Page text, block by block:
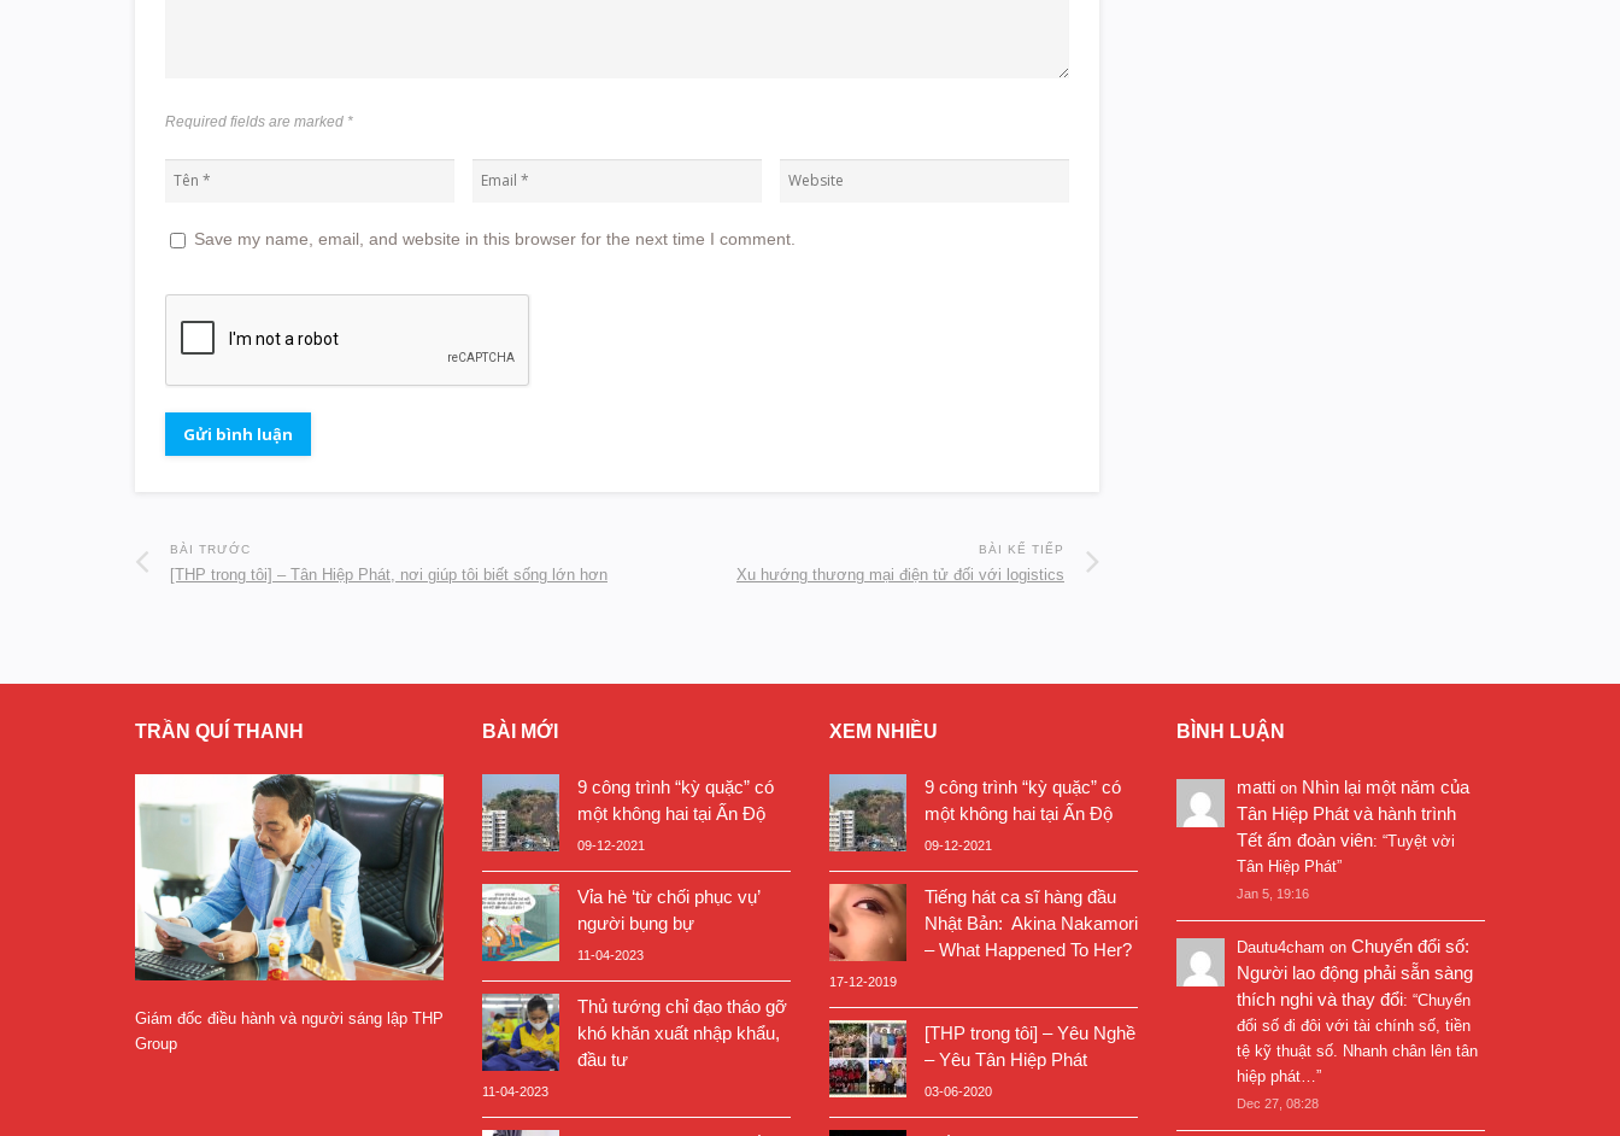
Required fields are marked *
Save my name, email, and website in this browser for the next time I comment.
BÀI TRƯỚC
[THP trong tôi] – Tân Hiệp Phát, nơi giúp tôi biết sống lớn hơn
BÀI KẾ TIẾP
Xu hướng thương mại điện tử đối với logistics
TRẦN QUÍ THANH
Giám đốc điều hành và người sáng lập THP
Group
BÀI MỚI
9 công trình “kỳ quặc” có
một không hai tại Ấn Độ
09-12-2021
Vỉa hè ‘từ chối phục vụ’
người bụng bự
11-04-2023
Thủ tướng chỉ đạo tháo gỡ
khó khăn xuất nhập khẩu,
đầu tư
11-04-2023
XEM NHIỀU
9 công trình “kỳ quặc” có
một không hai tại Ấn Độ
09-12-2021
Tiếng hát ca sĩ hàng đầu
Nhật Bản: Akina Nakamori
– What Happened To Her?
17-12-2019
[THP trong tôi] – Yêu Nghề
– Yêu Tân Hiệp Phát
03-06-2020
BÌNH LUẬN
matti on Nhìn lại một năm của
Tân Hiệp Phát và hành trình
Tết ấm đoàn viên: “Tuyệt vời
Tân Hiệp Phát”
Jan 5, 19:16
Dautu4cham on Chuyển đổi số:
Người lao động phải sẵn sàng
thích nghi và thay đổi: “Chuyển
đổi số đi đôi với tài chính số, tiền
tệ kỹ thuật số. Nhanh chân lên tân
hiệp phát…”
Dec 27, 08:28